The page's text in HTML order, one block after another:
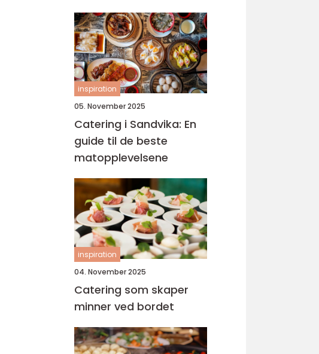
beliggenhet
inspiration
05. November 2025
Catering i Sandvika: En
guide til de beste
matopplevelsene
inspiration
04. November 2025
Catering som skaper
minner ved bordet